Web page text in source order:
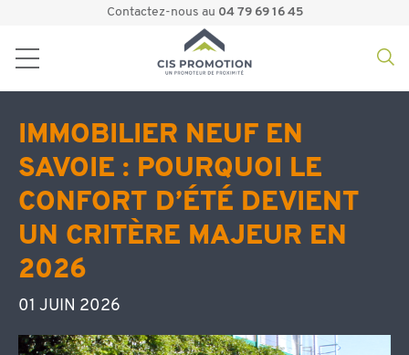
Contactez-nous au 04 79 69 16 45
IMMOBILIER NEUF EN
SAVOIE : POURQUOI LE
CONFORT D’ÉTÉ DEVIENT
UN CRITÈRE MAJEUR EN
2026
01 JUIN 2026